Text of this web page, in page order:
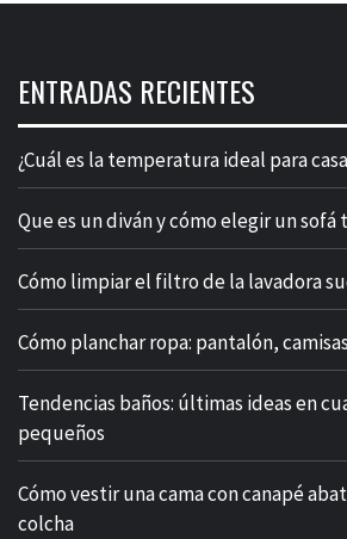
ENTRADAS RECIENTES
¿Cuál es la temperatura ideal para
Que es un diván y cómo elegir un
Cómo limpiar el filtro de la lavadora
Cómo planchar ropa: pantalón,
Tendencias baños: últimas ideas en
pequeños
Cómo vestir una cama con canapé
colcha